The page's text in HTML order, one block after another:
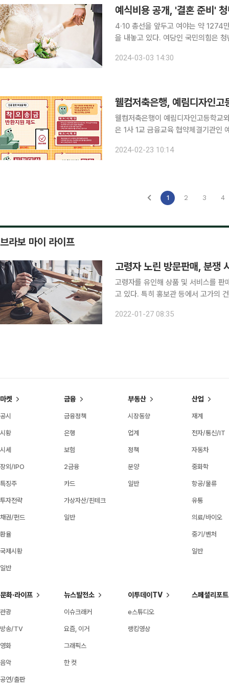
4·10 총선을 앞두고 여야는 약 1274
을 내놓고 있다. 여당인 국민의힘은
당은 월 3만 원만 내면 대중교통을 무
2024-03-03 14:30
웰컴저축은행, 예림디자인
웰컴저축은행이 예림디자인고등학교와 금
은 1사 1교 금융교육 협약체결기관인
작했다. 웰컴저축은행은 예림디
2024-02-23 10:14
1 2 3 4
브라보 마이 라이프
고령자 노린 방문판매, 분쟁
고령자를 유인해 상품 및 서비스를 판
고 있다. 특히 홍보관 등에서 고가의
판매를 업으로 하는 자가 방문의 방법
2022-01-27 08:35
마켓
공시
시황
시세
장외/IPO
특징주
투자전략
채권/펀드
환율
국제시황
일반
금융
금융정책
은행
보험
2금융
카드
가상자산/핀테크
일반
부동산
시장동향
업계
정책
분양
일반
산업
재계
전자/통신/IT
자동차
중화학
항공/물류
유통
의료/바이오
중기/벤처
일반
문화·라이프
관광
방송/TV
영화
음악
공연/출판
뉴스발전소
이슈크래커
요즘, 이거
그래픽스
한 컷
이투데이TV
e스튜디오
랭킹영상
스페셜리포트